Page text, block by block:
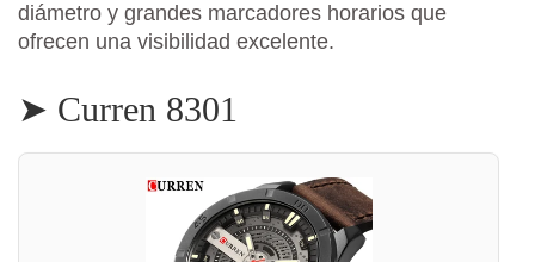
diámetro y grandes marcadores horarios que
ofrecen una visibilidad excelente.
➤ Curren 8301